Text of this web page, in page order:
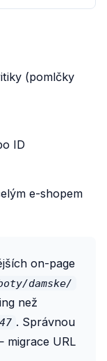
(pomlčky
ID
e-shopem
on-page
damske/
než
. Správnou
URL